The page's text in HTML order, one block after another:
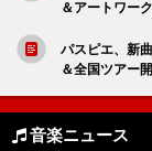
＆アートワー
パスピエ、新
＆全国ツアー
音楽ニュース